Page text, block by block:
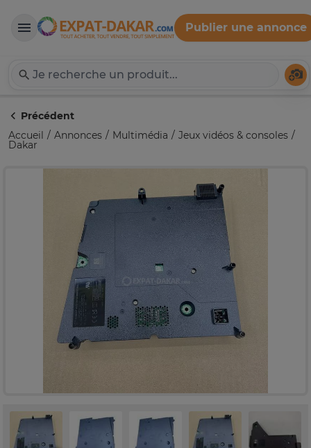
Expat-Dakar
Publier une annonce
Précédent
Accueil
Annonces Multimédia Jeux vidéos & consoles
Dakar